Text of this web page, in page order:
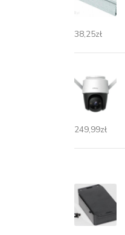
38,25zł
249,99zł